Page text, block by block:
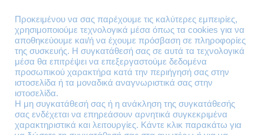
Τηλέφωνα Επικοινωνίας
210 41 13 636
210 41 13 280
Διεύθυνση
Θηβών 220
Άγιος Ιωάννης
Προκειμένου να σας παρέχουμε τις καλύτερες εμπειρίες,
χρησιμοποιούμε τεχνολογικά μέσα όπως τα cookies για να
αποθηκεύουμε και/ή να έχουμε πρόσβαση σε πληροφορίες
της συσκευής. Η συγκατάθεσή σας σε αυτά τα τεχνολογικά
μέσα θα επιτρέψει να επεξεργαστούμε δεδομένα
προσωπικού χαρακτήρα κατά την περιήγησή σας στην
ιστοσελίδα ή τα μοναδικά αναγνωριστικά σας στην
ιστοσελίδα.
Η μη συγκατάθεσή σας ή η ανάκληση της συγκατάθεσής
σας ενδέχεται να επηρεάσουν αρνητικά συγκεκριμένα
χαρακτηριστικά και λειτουργίες. Κάντε κλικ παρακάτω για